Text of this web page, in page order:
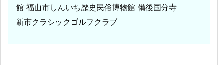
鍵
開
館 福山市しんいち歴史民俗博物館 備後国分寺
新市クラシックゴルフクラブ